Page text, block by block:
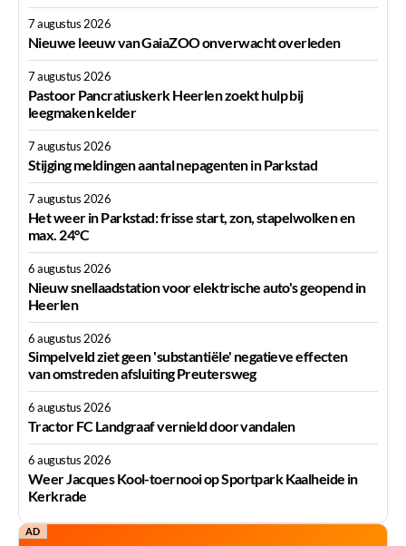
7 augustus 2026
Nieuwe leeuw van GaiaZOO onverwacht overleden
7 augustus 2026
Pastoor Pancratiuskerk Heerlen zoekt hulp bij
leegmaken kelder
7 augustus 2026
Stijging meldingen aantal nepagenten in Parkstad
7 augustus 2026
Het weer in Parkstad: frisse start, zon, stapelwolken en
max. 24°C
6 augustus 2026
Nieuw snellaadstation voor elektrische auto's geopend in
Heerlen
6 augustus 2026
Simpelveld ziet geen 'substantiële' negatieve effecten
van omstreden afsluiting Preutersweg
6 augustus 2026
Tractor FC Landgraaf vernield door vandalen
6 augustus 2026
Weer Jacques Kool-toernooi op Sportpark Kaalheide in
Kerkrade
AD